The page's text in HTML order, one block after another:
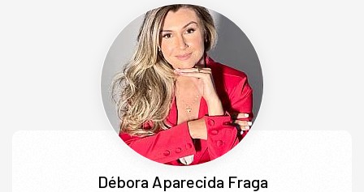
decoradas, 02 elevadores por torre, garagem coberta e guarita
O empreendimento conta com:
Débora Aparecida Fraga